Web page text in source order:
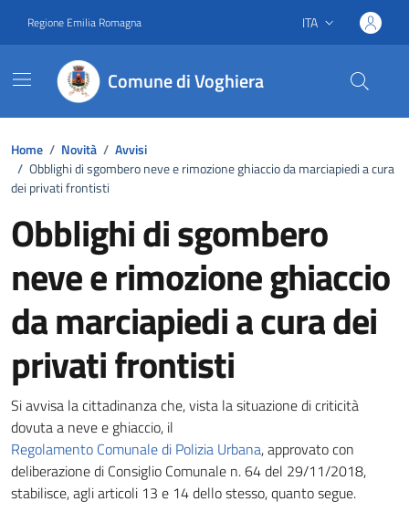
Regione Emilia Romagna Lingua attiva:
ITA
Comune di Voghiera
Home / Novità / Avvisi
/ Obblighi di sgombero neve e rimozione ghiaccio da marciapiedi a cura
dei privati frontisti
Obblighi di sgombero
neve e rimozione ghiaccio
da marciapiedi a cura dei
privati frontisti
Dettagli della notizia
Si avvisa la cittadinanza che, vista la situazione di criticità
dovuta a neve e ghiaccio, il
Regolamento Comunale di Polizia Urbana, approvato con
deliberazione di Consiglio Comunale n. 64 del 29/11/2018,
stabilisce, agli articoli 13 e 14 dello stesso, quanto segue.